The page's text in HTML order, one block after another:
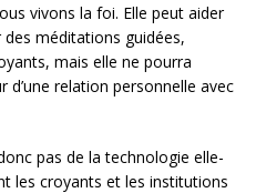
vivons la foi. Elle peut aider
méditations guidées,
mais elle ne pourra
relation personnelle avec
pas de la technologie elle-
les croyants et les institutions